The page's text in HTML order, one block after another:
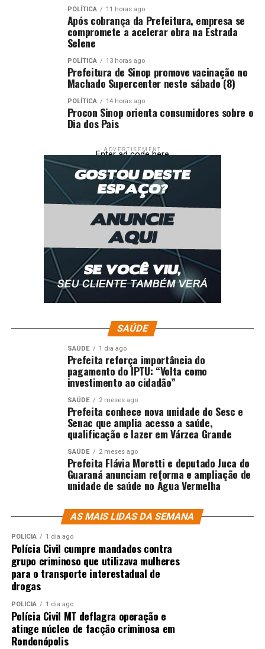
POLÍTICA 11 horas ago
Após cobrança da Prefeitura, empresa se
compromete a acelerar obra na Estrada
Selene
POLÍTICA 13 horas ago
Prefeitura de Sinop promove vacinação no
Machado Supercenter neste sábado (8)
POLÍTICA 14 horas ago
Procon Sinop orienta consumidores sobre o
Dia dos Pais
ADVERTISEMENT
Enter ad code here
SAÚDE
SAÚDE 1 dia ago
Prefeita reforça importância do
pagamento do IPTU: “Volta como
investimento ao cidadão”
SAÚDE 2 meses ago
Prefeita conhece nova unidade do Sesc e
Senac que amplia acesso a saúde,
qualificação e lazer em Várzea Grande
SAÚDE 2 meses ago
Prefeita Flávia Moretti e deputado Juca do
Guaraná anunciam reforma e ampliação de
unidade de saúde no Água Vermelha
AS MAIS LIDAS DA SEMANA
POLÍCIA 1 dia ago
Polícia Civil cumpre mandados contra
grupo criminoso que utilizava mulheres
para o transporte interestadual de
drogas
POLÍCIA 1 dia ago
Polícia Civil MT deflagra operação e
atinge núcleo de facção criminosa em
Rondonópolis